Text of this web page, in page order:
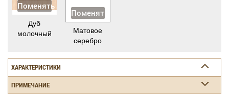
Поменять
Дуб
молочный
Поменять
Матовое
серебро
ХАРАКТЕРИСТИКИ
ПРИМЕЧАНИЕ